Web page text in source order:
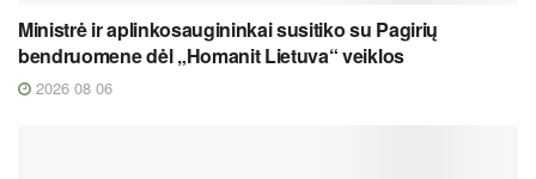
Ministrė ir aplinkosaugininkai susitiko su Pagirių
bendruomene dėl „Homanit Lietuva“ veiklos
2026 08 06